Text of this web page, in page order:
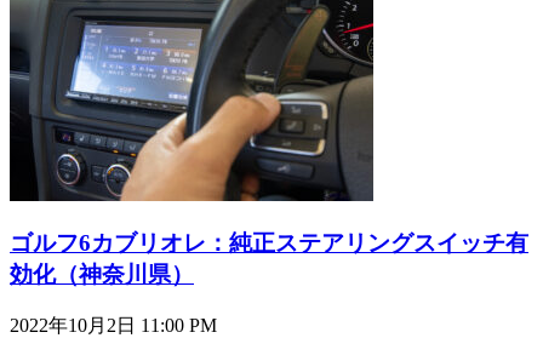
ゴルフ6カブリオレ：純正ステアリングスイッチ有
効化（神奈川県）
2022年10月2日 11:00 PM